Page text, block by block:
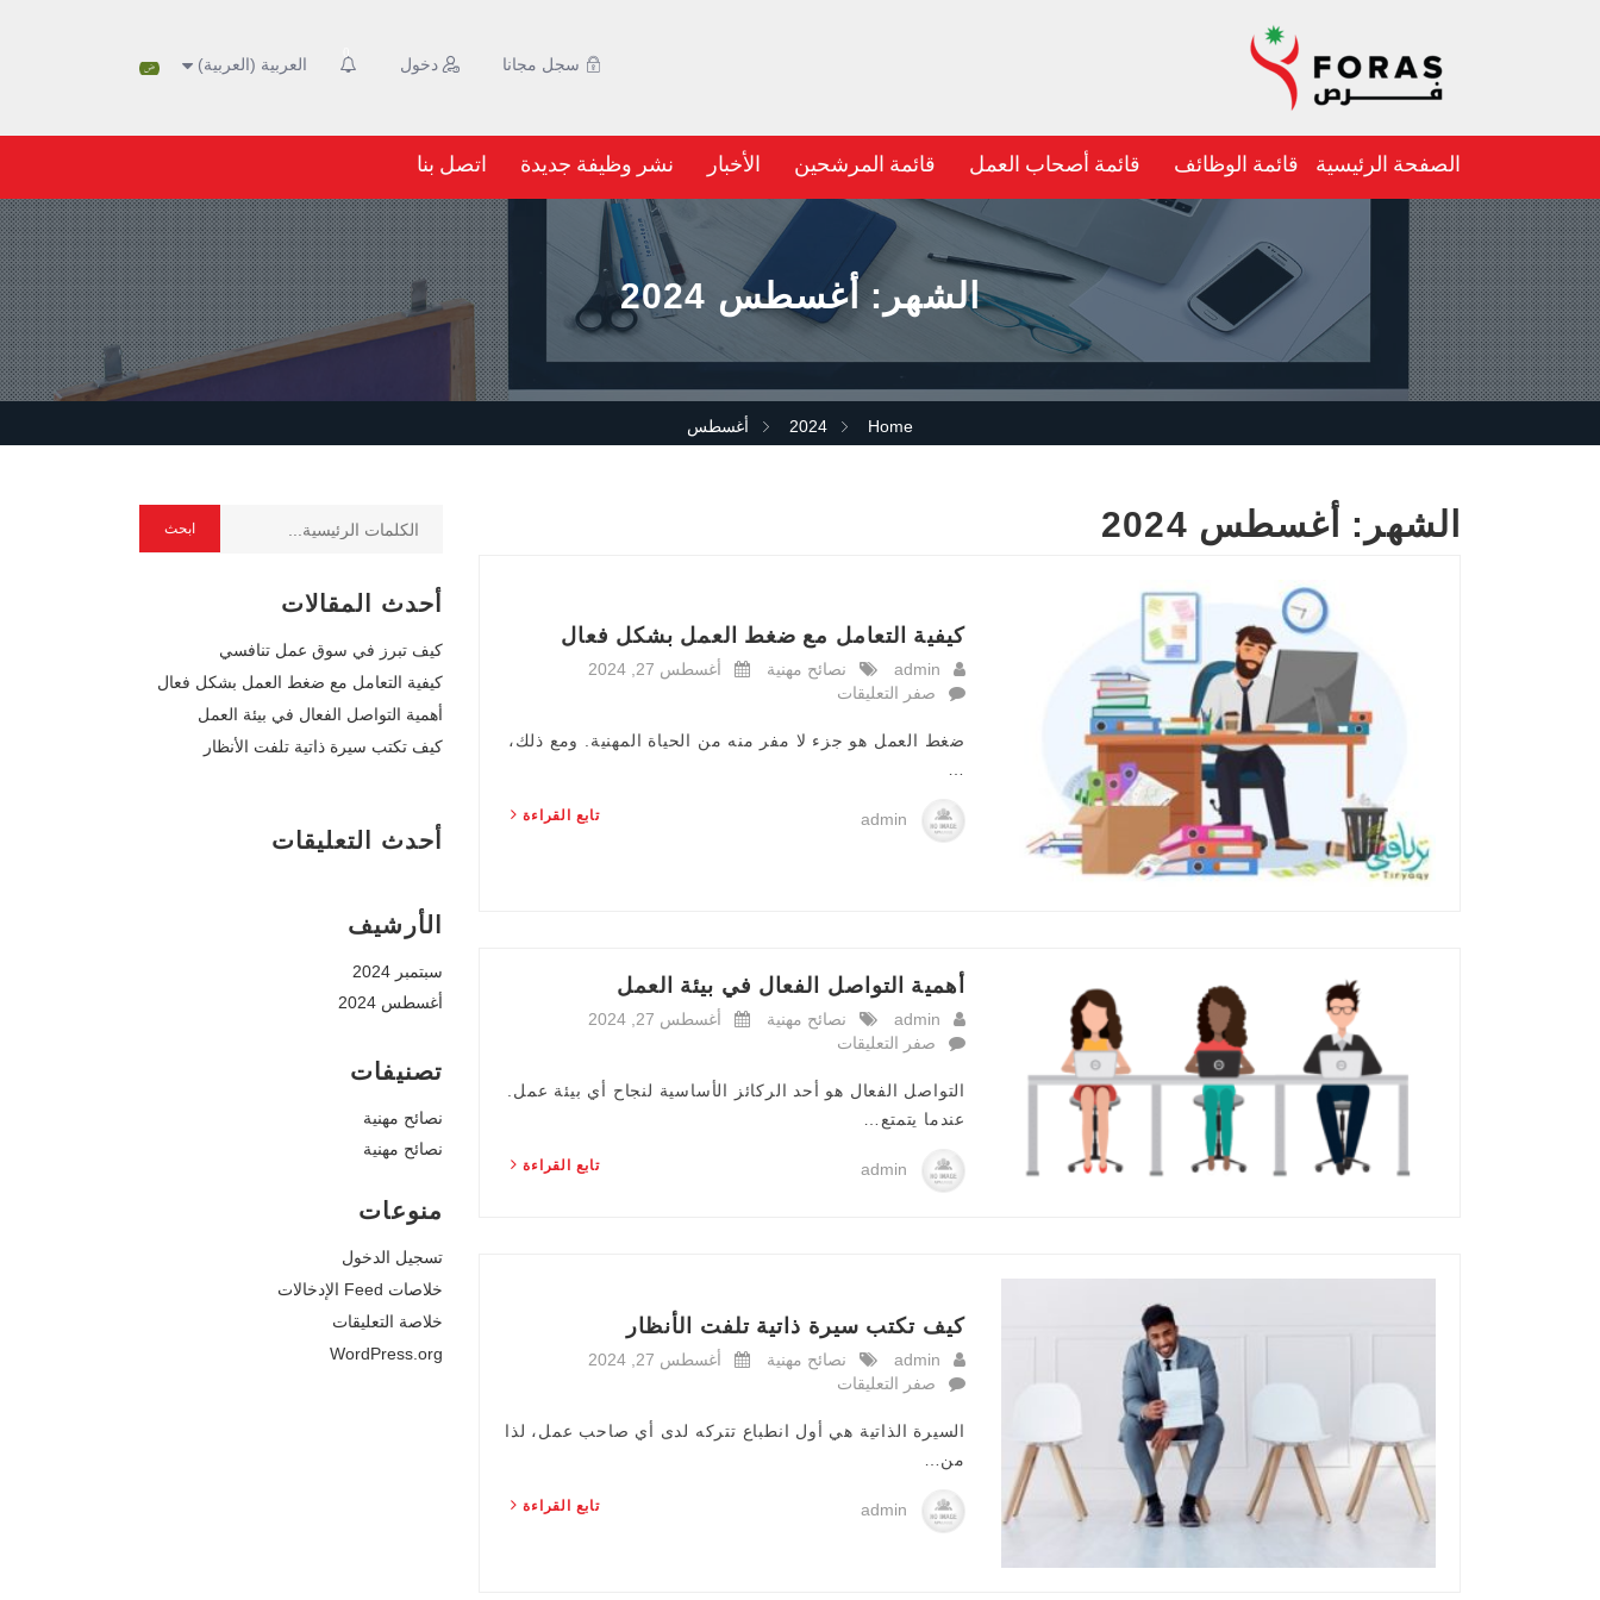
العربية (العربية) دخول سجل مجانا
الصفحة الرئيسية قائمة الوظائف قائمة أصحاب العمل قائمة المرشحين الأخبار نشر وظيفة جديدة اتصل بنا
الشهر: أغسطس 2024
Home
2024 أغسطس
الشهر: أغسطس 2024
كيفية التعامل مع ضغط العمل بشكل فعال
admin نصائح مهنية
أغسطس 27, 2024
صفر التعليقات
ضغط العمل هو جزء لا مفر منه من الحياة المهنية. ومع ذلك،
admin تابع القراءة
أهمية التواصل الفعال في بيئة العمل
admin نصائح مهنية
أغسطس 27, 2024
صفر التعليقات
التواصل الفعال هو أحد الركائز الأساسية لنجاح أي بيئة عمل.
عندما يتمتع…
admin تابع القراءة
كيف تكتب سيرة ذاتية تلفت الأنظار
admin نصائح مهنية
أغسطس 27, 2024
صفر التعليقات
السيرة الذاتية هي أول انطباع تتركه لدى أي صاحب عمل، لذا
من…
admin تابع القراءة
أحدث المقالات
كيف تبرز في سوق عمل تنافسي
كيفية التعامل مع ضغط العمل بشكل فعال
أهمية التواصل الفعال في بيئة العمل
كيف تكتب سيرة ذاتية تلفت الأنظار
أحدث التعليقات
الأرشيف
سبتمبر 2024
أغسطس 2024
تصنيفات
نصائح مهنية
نصائح مهنية
منوعات
تسجيل الدخول
خلاصات Feed الإدخالات
خلاصة التعليقات
WordPress.org